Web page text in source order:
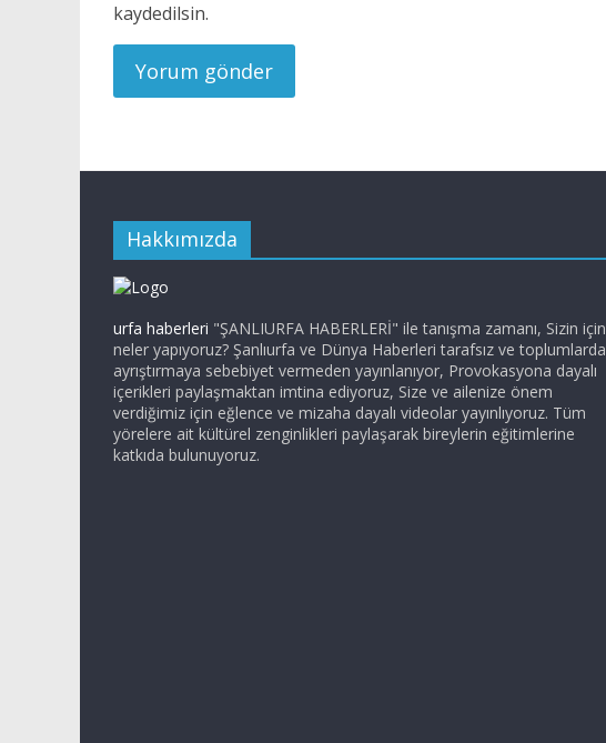
kaydedilsin.
Hakkımızda
urfa haberleri "ŞANLIURFA HABERLERİ" ile tanışma zamanı, Sizin için
neler yapıyoruz? Şanlıurfa ve Dünya Haberleri tarafsız ve toplumlarda
ayrıştırmaya sebebiyet vermeden yayınlanıyor, Provokasyona dayalı
içerikleri paylaşmaktan imtina ediyoruz, Size ve ailenize önem
verdiğimiz için eğlence ve mizaha dayalı videolar yayınlıyoruz. Tüm
yörelere ait kültürel zenginlikleri paylaşarak bireylerin eğitimlerine
katkıda bulunuyoruz.